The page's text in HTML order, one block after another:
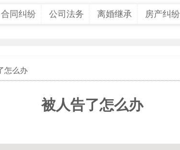
合同纠纷 公司法务 离婚继承 房产纠纷
怎么办
被人告了怎么办